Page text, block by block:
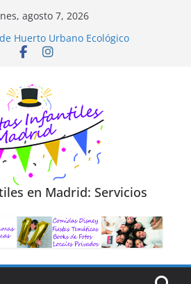
agosto 7, 2026
de Moda y Reciclaje de Prendas
Huerto Urbano Ecológico
FOTOGRAFÍA LA NATURALEZA
Virtual para niños
en Madrid: Servicios